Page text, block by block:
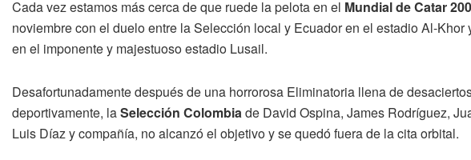
Cada vez estamos más cerca de que ruede la pelota en el Mundial de Catar
noviembre con el duelo entre la Selección local y Ecuador en el estadio Al-
en el imponente y majestuoso estadio Lusail.
Desafortunadamente después de una horrorosa Eliminatoria llena de
deportivamente, laSelección Colombiade David Ospina, James Rodríguez,
Luis Díaz y compañía, no alcanzó el objetivo y se quedó fuera de la cita orbital.